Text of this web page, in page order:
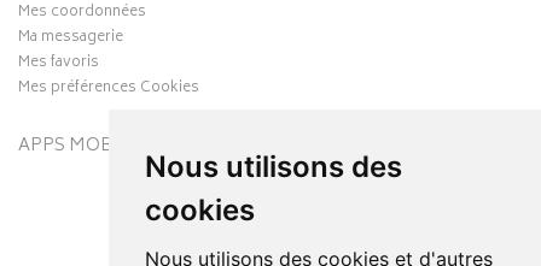
Nous utilisons des
cookies
Nous utilisons des cookies et d'autres
Mes coordonnées
Ma messagerie
Mes favoris
Mes préférences Cookies
APPS MOBILES